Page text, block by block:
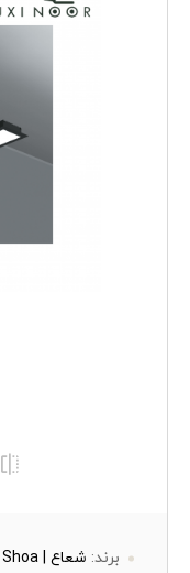
برند: شعاع | Shoa | شعاع الکتریک